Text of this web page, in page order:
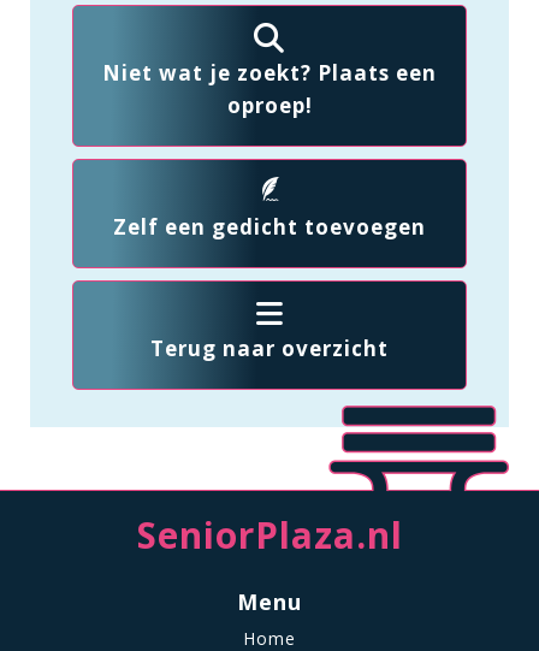
Niet wat je zoekt? Plaats een
oproep!
Zelf een gedicht toevoegen
Terug naar overzicht
SeniorPlaza.nl
Menu
Home